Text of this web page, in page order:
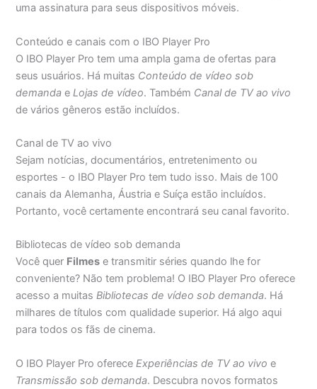
uma assinatura para seus dispositivos móveis.
Conteúdo e canais com o IBO Player Pro
O IBO Player Pro tem uma ampla gama de ofertas para
seus usuários. Há muitas Conteúdo de vídeo sob
demanda e Lojas de vídeo. Também Canal de TV ao vivo
de vários gêneros estão incluídos.
Canal de TV ao vivo
Sejam notícias, documentários, entretenimento ou
esportes - o IBO Player Pro tem tudo isso. Mais de 100
canais da Alemanha, Áustria e Suíça estão incluídos.
Portanto, você certamente encontrará seu canal favorito.
Bibliotecas de vídeo sob demanda
Você quer Filmes e transmitir séries quando lhe for
conveniente? Não tem problema! O IBO Player Pro oferece
acesso a muitasBibliotecas de vídeo sob demanda. Há
milhares de títulos com qualidade superior. Há algo aqui
para todos os fãs de cinema.
O IBO Player Pro oferece Experiências de TV ao vivo e
Transmissão sob demanda. Descubra novos formatos